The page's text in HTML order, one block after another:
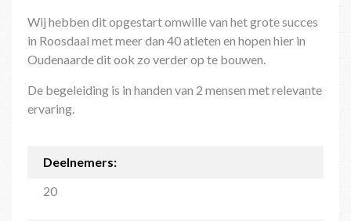
Wij hebben dit opgestart omwille van het grote succes
in Roosdaal met meer dan 40 atleten en hopen hier in
Oudenaarde dit ook zo verder op te bouwen.
De begeleiding is in handen van 2 mensen met relevante
ervaring.
Deelnemers:
20